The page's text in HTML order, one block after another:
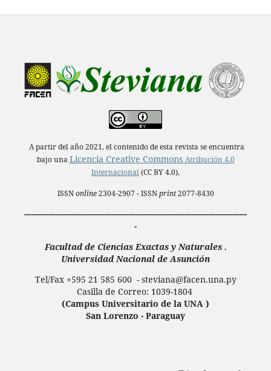
A partir del año 2021, el contenido de esta revista se encuentra
bajo unaLicencia Creative Commons Atribución 4.0
Internacional(CC BY 4.0),
ISSNonline2304-2907 - ISSNprint2077-8430
--------------------------------------------------------------------------------------------
-
Facultad de Ciencias Exactas y Naturales .
Universidad Nacional de Asunción
Tel/Fax +595 21 585 600 - steviana@facen.una.py
Casilla de Correo: 1039-1804
(Campus Universitario de la UNA )
San Lorenzo - Paraguay